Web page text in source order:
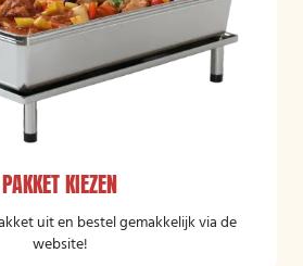
PAKKET KIEZEN
uit en bestel gemakkelijk via de
website!